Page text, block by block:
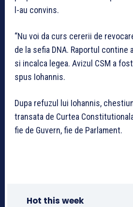
l-au convins.
“Nu voi da curs cererii de
de la sefia DNA. Raportul
si incalca legea. Avizul CSM a
spus Iohannis.
Dupa refuzul lui Iohannis,
transata de Curtea
fie de Guvern, fie de Parlament.
Hot this week